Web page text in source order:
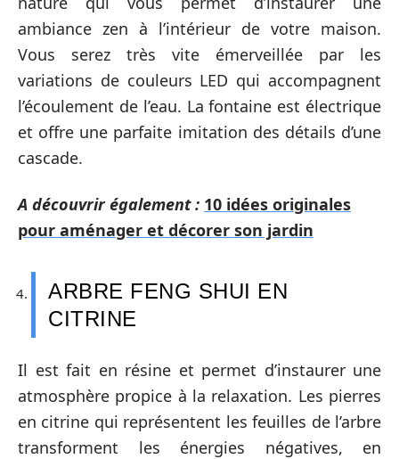
ambiance zen à l’intérieur de votre maison.
Vous serez très vite émerveillée par les
variations de couleurs LED qui accompagnent
l’écoulement de l’eau. La fontaine est électrique
et offre une parfaite imitation des détails d’une
cascade.
A découvrir également : 10 idées originales
pour aménager et décorer son jardin
ARBRE FENG SHUI EN
CITRINE
Il est fait en résine et permet d’instaurer une
atmosphère propice à la relaxation. Les pierres
en citrine qui représentent les feuilles de l’arbre
transforment les énergies négatives, en